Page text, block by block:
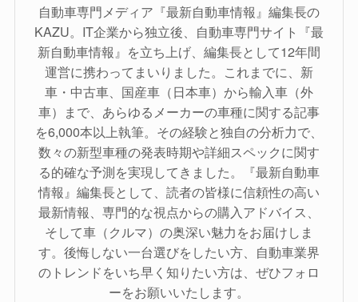
自動車専門メディア『最新自動車情報』編集長の
KAZU。IT企業から独立後、自動車専門サイト『最
新自動車情報』を立ち上げ、編集長として12年間
運営に携わってまいりました。これまでに、新
車・中古車、国産車（日本車）から輸入車（外
車）まで、あらゆるメーカーの車種に関する記事
を6,000本以上執筆。その経験と独自の分析力で、
数々の新型車種の発表時期や詳細スペックに関す
る的確な予測を実現してきました。『最新自動車
情報』編集長として、読者の皆様に信頼性の高い
最新情報、専門的な視点からの購入アドバイス、
そして車（クルマ）の奥深い魅力をお届けしま
す。後悔しない一台選びをしたい方、自動車業界
のトレンドをいち早く知りたい方は、ぜひフォロ
ーをお願いいたします。